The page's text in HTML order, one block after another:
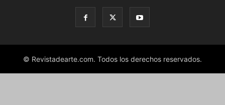
© Revistadearte.com. Todos los derechos reservados.